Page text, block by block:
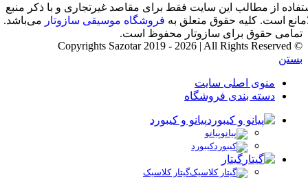
از مطالب این سایت فقط برای مقاصد غیرتجاری و با ذکر منبع
است. کلیه حقوق متعلق به فروشگاه موسیقی سازوتار می‌باشد.
تمامی حقوق برای سازوتار محفوظ است.
© Copyrights Sazotar 2019 - 2026 | All Rights Reserved
بستن
منوی اصلی سایت
دسته بندی فروشگاه
پیانو و کیبورد
پیانو
کیبورد
گیتار
گیتار کلاسیک